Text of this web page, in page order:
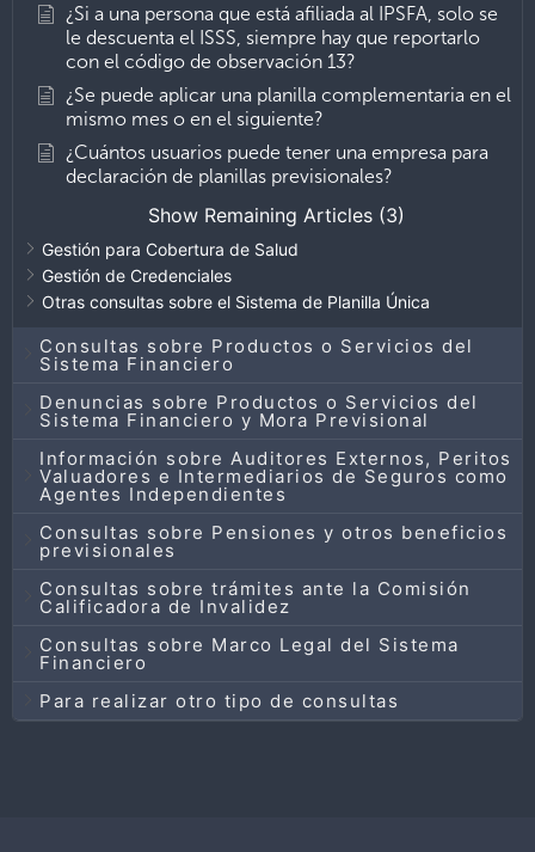
¿Si a una persona que está afiliada al IPSFA, solo se
le descuenta el ISSS, siempre hay que reportarlo
con el código de observación 13?
¿Se puede aplicar una planilla complementaria en el
mismo mes o en el siguiente?
¿Cuántos usuarios puede tener una empresa para
declaración de planillas previsionales?
Show Remaining Articles (3)
Gestión para Cobertura de Salud
Gestión de Credenciales
Otras consultas sobre el Sistema de Planilla Única
Consultas sobre Productos o Servicios del
Sistema Financiero
Denuncias sobre Productos o Servicios del
Sistema Financiero y Mora Previsional
Información sobre Auditores Externos, Peritos
Valuadores e Intermediarios de Seguros como
Agentes Independientes
Consultas sobre Pensiones y otros beneficios
previsionales
Consultas sobre trámites ante la Comisión
Calificadora de Invalidez
Consultas sobre Marco Legal del Sistema
Financiero
Para realizar otro tipo de consultas